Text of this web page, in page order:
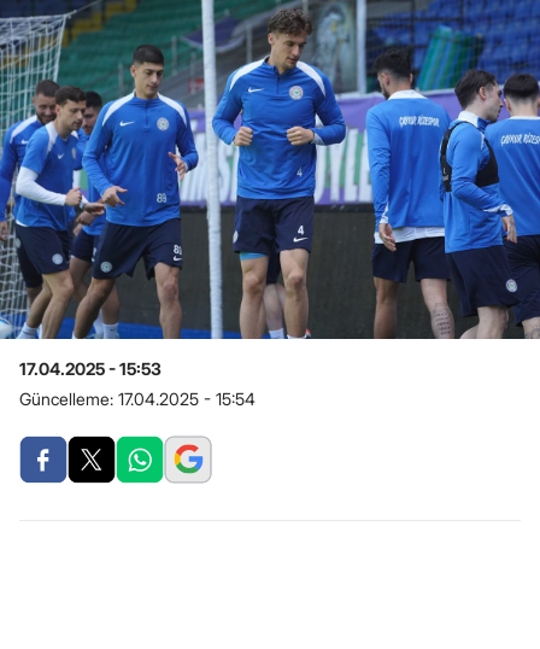
17.04.2025 - 15:53
Güncelleme: 17.04.2025 - 15:54